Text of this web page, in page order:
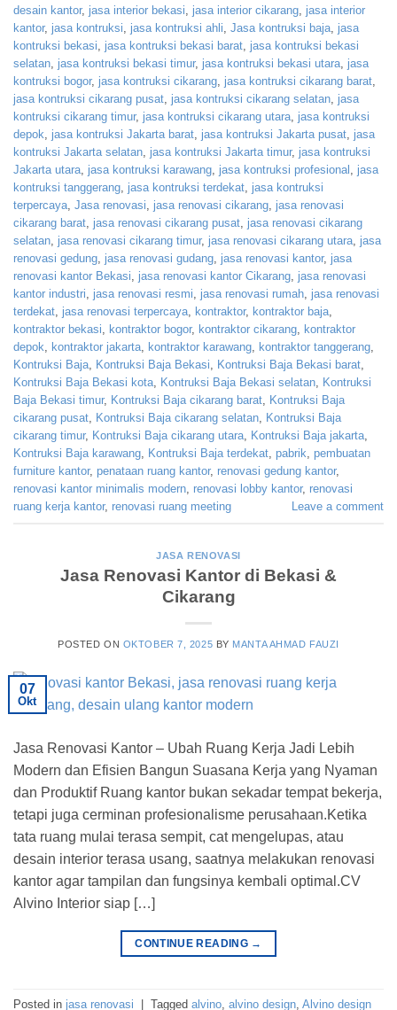
desain kantor, jasa interior bekasi jasa interior cikarang jasa interior
kantor, jasa kontruksi jasa kontruksi ahli Jasa kontruksi baja jasa
kontruksi bekasi
jasa kontruksi bekasi barat jasa kontruksi bekasi
selatan jasa kontruksi bekasi timur, jasa kontruksi bekasi utara jasa
kontruksi bogor, jasa kontruksi cikarang jasa kontruksi cikarang barat
jasa kontruksi cikarang pusat jasa kontruksi cikarang selatan jasa
kontruksi cikarang timur, jasa kontruksi cikarang utara jasa kontruksi
depok
jasa kontruksi Jakarta barat jasa kontruksi Jakarta pusat jasa
kontruksi Jakarta selatan jasa kontruksi Jakarta timur, jasa kontruksi
Jakarta utara jasa kontruksi karawang jasa kontruksi profesional
jasa
kontruksi tanggerang jasa kontruksi terdekat jasa kontruksi
terpercaya Jasa renovasi jasa renovasi cikarang jasa renovasi
cikarang barat jasa renovasi cikarang pusat jasa renovasi cikarang
selatan jasa renovasi cikarang timur, jasa renovasi cikarang utara jasa
renovasi gedung jasa renovasi gudang jasa renovasi kantor, jasa
renovasi kantor Bekasi
jasa renovasi kantor Cikarang jasa renovasi
kantor industri
jasa renovasi resmi jasa renovasi rumah jasa renovasi
terdekat jasa renovasi terpercaya kontraktor, kontraktor baja
kontraktor bekasi
kontraktor bogor, kontraktor cikarang
kontraktor
depok
kontraktor jakarta kontraktor karawang kontraktor tanggerang
Kontruksi Baja
Kontruksi Baja Bekasi Kontruksi Baja Bekasi barat
Kontruksi Baja Bekasi kota
Kontruksi Baja Bekasi selatan
Kontruksi
Baja Bekasi timur, Kontruksi Baja cikarang barat
Kontruksi Baja
cikarang pusat
Kontruksi Baja cikarang selatan
Kontruksi Baja
cikarang timur, Kontruksi Baja cikarang utara Kontruksi Baja jakarta
Kontruksi Baja karawang
Kontruksi Baja terdekat pabrik pembuatan
furniture kantor, penataan ruang kantor, renovasi gedung kantor,
renovasi kantor minimalis modern renovasi lobby kantor, renovasi
ruang kerja kantor, renovasi ruang meeting Leave a comment
JASA RENOVASI
Jasa Renovasi Kantor di Bekasi &
Cikarang
POSTED ON OKTOBER 7, 2025 BY MANTA AHMAD FAUZI
07
Okt
Jasa Renovasi Kantor – Ubah Ruang Kerja Jadi Lebih
Modern dan Efisien Bangun Suasana Kerja yang Nyaman
dan Produktif Ruang kantor bukan sekadar tempat bekerja,
tetapi juga cerminan profesionalisme perusahaan.Ketika
tata ruang mulai terasa sempit, cat mengelupas, atau
desain interior terasa usang, saatnya melakukan renovasi
kantor agar tampilan dan fungsinya kembali optimal.CV
Alvino Interior siap […]
CONTINUE READING →
Posted in jasa renovasi | Tagged alvino alvino design Alvino design